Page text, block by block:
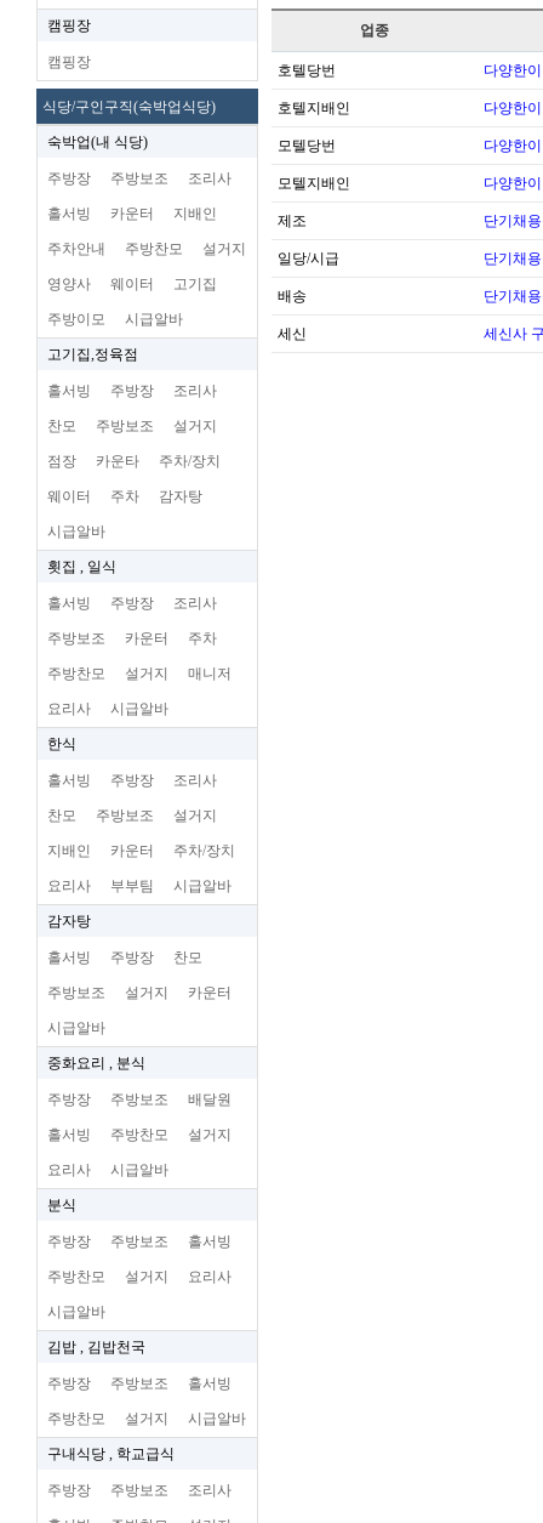
캠핑장
캠핑장
식당/구인구직(숙박업식당)
숙박업(내 식당)
주방장 주방보조 조리사
홀서빙 카운터 지배인
주차안내 주방찬모 설거지
영양사 웨이터 고기집
주방이모 시급알바
고기집,정육점
홀서빙 주방장 조리사
찬모 주방보조 설거지
점장 카운타 주차/장치
웨이터 주차 감자탕
시급알바
횟집 , 일식
홀서빙 주방장 조리사
주방보조 카운터 주차
주방찬모 설거지 매니저
요리사 시급알바
한식
홀서빙 주방장 조리사
찬모 주방보조 설거지
지배인 카운터 주차/장치
요리사 부부팀 시급알바
감자탕
홀서빙 주방장 찬모
주방보조 설거지 카운터
시급알바
중화요리 , 분식
주방장 주방보조 배달원
홀서빙 주방찬모 설거지
요리사 시급알바
분식
주방장 주방보조 홀서빙
주방찬모 설거지 요리사
시급알바
김밥 , 김밥천국
주방장 주방보조 홀서빙
주방찬모 설거지 시급알바
구내식당 , 학교급식
주방장 주방보조 조리사
업종
호텔당번 다양한
호텔지배인 다양한
모텔당번 다양한
모텔지배인 다양한
제조 단기채
일당/시급 단기채
배송 단기채
세신 세신사